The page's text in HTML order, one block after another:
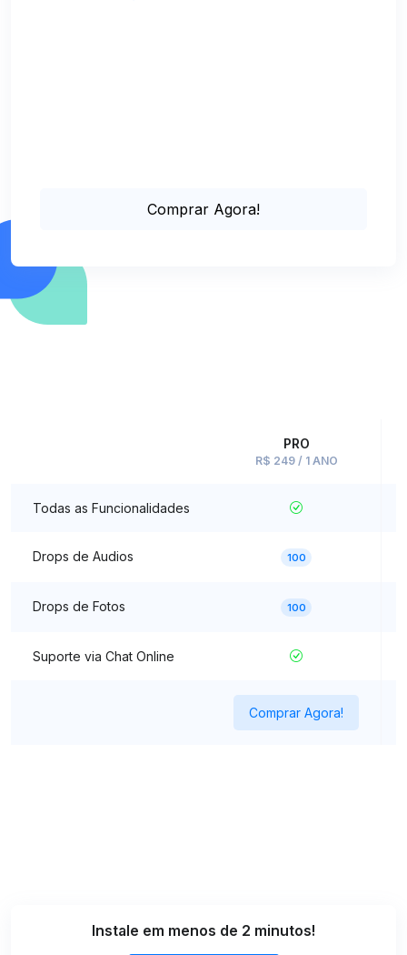
Comprar Agora!
PRO
R$ 249 / 1 ANO
Todas as Funcionalidades
Drops de Audios 100
Drops de Fotos 100
Suporte via Chat Online
Comprar Agora!
Instale em menos de 2 minutos!